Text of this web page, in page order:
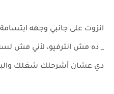
انزوت على جانبي وجهه
_ ده مش انترفيو، لأني مش لسه
دي عشان أشرحلك شغلك